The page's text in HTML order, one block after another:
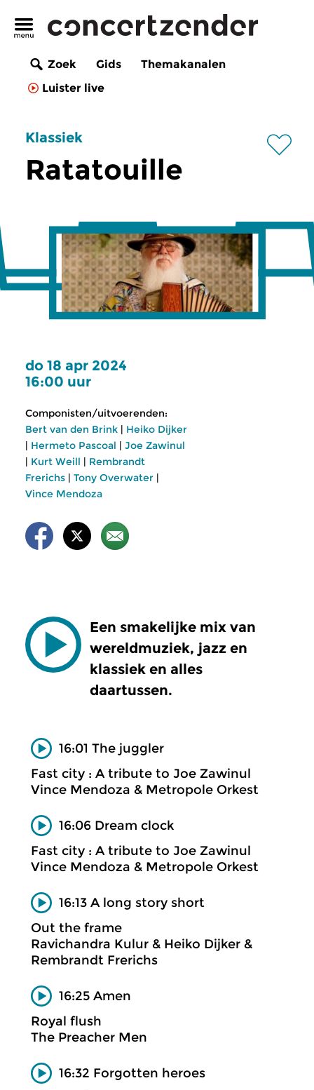
Zoek Gids
Themakanalen
Luister live
Klassiek
Ratatouille
do 18 apr 2024
16:00 uur
Componisten/uitvoerenden:
Bert van den Brink | Heiko Dijker
| Hermeto Pascoal | Joe Zawinul
| Kurt Weill | Rembrandt
Frerichs | Tony Overwater |
Vince Mendoza
Een smakelijke mix van
wereldmuziek, jazz en
klassiek en alles
daartussen.
16:01 The juggler
Fast city : A tribute to Joe Zawinul
Vince Mendoza & Metropole Orkest
16:06 Dream clock
Fast city : A tribute to Joe Zawinul
Vince Mendoza & Metropole Orkest
16:13 A long story short
Out the frame
Ravichandra Kulur & Heiko Dijker &
Rembrandt Frerichs
16:25 Amen
Royal flush
The Preacher Men
16:32 Forgotten heroes